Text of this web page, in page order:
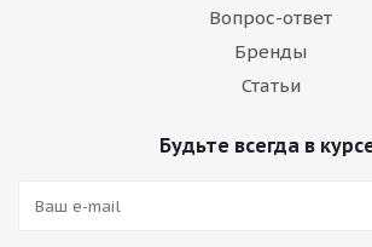
Вопрос-ответ
Бренды
Статьи
Будьте всегда в